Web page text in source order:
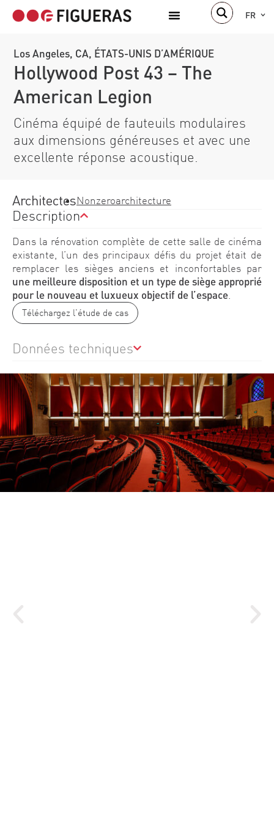
FR
Los Angeles, CA, ÉTATS-UNIS D’AMÉRIQUE
Hollywood Post 43 – The
American Legion
Cinéma équipé de fauteuils modulaires
aux dimensions généreuses et avec une
excellente réponse acoustique.
ArchitectesNonzeroarchitecture
Description
Dans la rénovation complète de cette salle de cinéma
existante, l’un des principaux défis du projet était de
remplacer les sièges anciens et inconfortables par
une meilleure disposition et un type de siège approprié
pour le nouveau et luxueux objectif de l’espace
Téléchargez l'étude de cas
Données techniques